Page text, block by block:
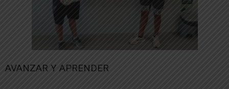
AVANZAR Y APRENDER